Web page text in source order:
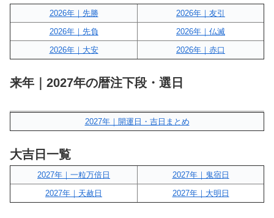
2026年｜先勝
2026年｜友引
2026年｜先負
2026年｜仏滅
2026年｜大安
2026年｜赤口
来年｜2027年の暦注下段・選日
2027年｜開運日・吉日まとめ
大吉日一覧
2027年｜一粒万倍日
2027年｜鬼宿日
2027年｜天赦日
2027年｜大明日